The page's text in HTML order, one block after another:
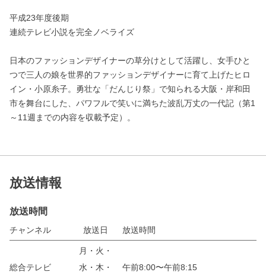
平成23年度後期
連続テレビ小説を完全ノベライズ
日本のファッションデザイナーの草分けとして活躍し、女手ひと
つで三人の娘を世界的ファッションデザイナーに育て上げたヒロ
イン・小原糸子。勇壮な「だんじり祭」で知られる大阪・岸和田
市を舞台にした、パワフルで笑いに満ちた波乱万丈の一代記（第1
～11週までの内容を収載予定）。
放送情報
放送時間
チャンネル 放送日 放送時間
総合テレビ
月・火・
水・木・
午前8:00〜午前8:15